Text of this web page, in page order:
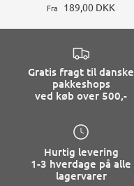
Fra 189,00 DKK
Gratis fragt til danske
pakkeshops
ved køb over 500,-
Hurtig levering
1-3 hverdage på alle
lagervarer